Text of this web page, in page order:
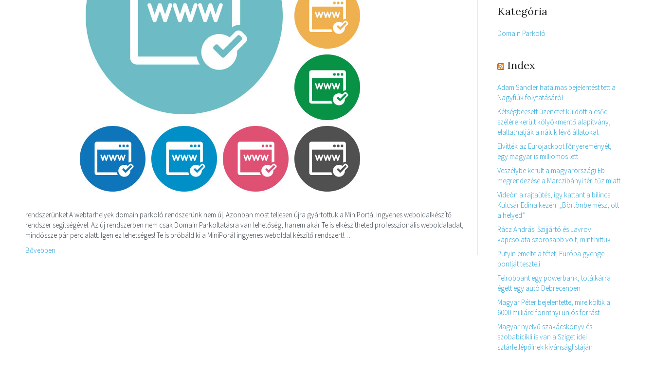
rendszerünket A webtarhelyek domain parkoló rendszerünk nem új. Azonban most teljesen újra gyártottuk a MiniPortál ingyenes weboldalkészítő
rendszer segítségével. Az új rendszerben nem csak Domain Parkoltatásra van lehetőség, hanem akár Te is elkészítheted professzionális weboldaladat,
mindössze pár perc alatt. Igen ez lehetséges! Te is próbáld ki a MiniPorál ingyenes weboldal készítő rendszert!…
Bővebben
Kategória
Domain Parkoló
Index
Adam Sandler hatalmas bejelentést tett a
Nagyfiúk folytatásáról
Kétségbeesett üzenetet küldött a csőd
szélére került kölyökmentő alapítvány,
elaltathatják a náluk lévő állatokat
Elvitték az Eurojackpot főnyereményét,
egy magyar is milliomos lett
Veszélybe került a magyarországi Eb
megrendezése a Marczibányi téri tűz miatt
Videón a rajtaütés, így kattant a bilincs
Kulcsár Edina kezén: „Börtönbe mész, ott
a helyed”
Rácz András: Szijjártó és Lavrov
kapcsolata szorosabb volt, mint hittük
Putyin emelte a tétet, Európa gyenge
pontját teszteli
Felrobbant egy powerbank, totálkárra
égett egy autó Debrecenben
Magyar Péter bejelentette, mire költik a
6000 milliárd forintnyi uniós forrást
Magyar nyelvű szakácskönyv és
szobabicikli is van a Sziget idei
sztárfellépőinek kívánságlistáján